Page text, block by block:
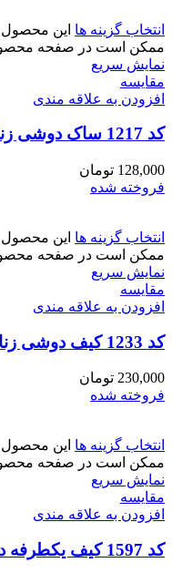
انتخاب گزینه ها این محصول
ممکن است در صفحه
نمایش سریع
مقايسه
افزودن به علاقه مندی
کد 1217 ساک دوشی زنانه ساحلی کتان
128,000 تومان
فروخته شده
انتخاب گزینه ها این محصول
ممکن است در صفحه
نمایش سریع
مقايسه
افزودن به علاقه مندی
کد 1233 کیف دوشی زنانه بغل زیپ
230,000 تومان
فروخته شده
انتخاب گزینه ها این محصول
ممکن است در صفحه
نمایش سریع
مقايسه
افزودن به علاقه مندی
کد 1597 کیف یکطرفه دخترانه مینی مدل پرنیا